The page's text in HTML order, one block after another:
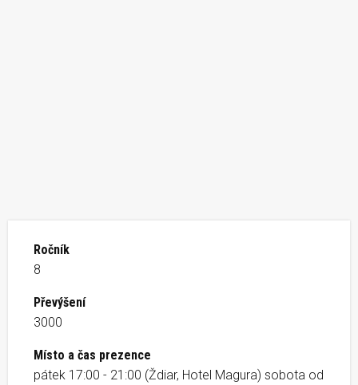
Ročník
8
Převýšení
3000
Místo a čas prezence
pátek 17:00 - 21:00 (Ždiar, Hotel Magura) sobota od